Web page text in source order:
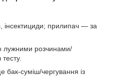
інсектициди; прилипач — за
лужними розчинами/
суміш/чергування із